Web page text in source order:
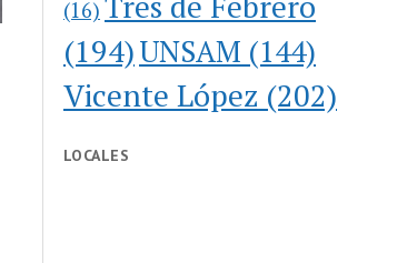
(16)
(194)UNSAM (144)
Vicente López (202)
LOCALES